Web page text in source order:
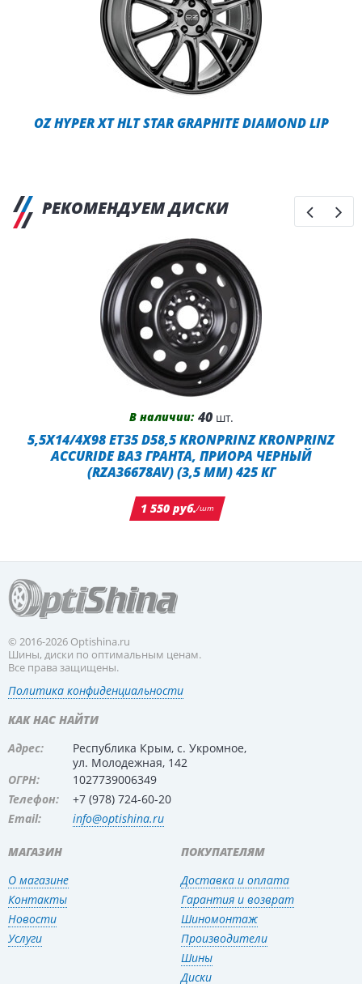
OZ HYPER XT HLT STAR GRAPHITE DIAMOND LIP
РЕКОМЕНДУЕМ ДИСКИ
В наличии: 40шт.
5,5X14/4X98 ET35 D58,5 KRONPRINZ KRONPRINZ
ACCURIDE ВАЗ ГРАНТА, ПРИОРА ЧЕРНЫЙ
(RZA36678AV) (3,5 ММ) 425 КГ
1 550 руб./шт
МАГАЗИН
О магазине
Контакты
Новости
Услуги
ПОКУПАТЕЛЯМ
Доставка и оплата
Гарантия и возврат
Шиномонтаж
Производители
Шины
Диски
© 2016-2026 Optishina.ru
Шины, диски по оптимальным ценам.
Все права защищены.
Политика конфиденциальности
КАК НАС НАЙТИ
Адрес:
Республика Крым, с. Укромное,
ул. Молодежная, 142
ОГРН:
1027739006349
Телефон:
+7 (978) 724-60-20
Email:
info@optishina.ru